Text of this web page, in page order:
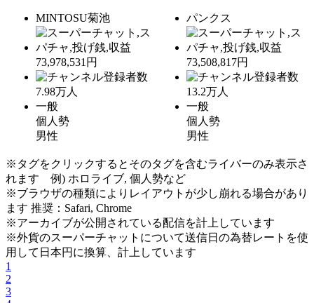
MINTOSU菊池
73,978,531円
7.98万人
一般
個人勢
男性
パンクス
73,508,817円
13.2万人
一般
個人勢
男性
※タグをクリックするとそのタグを含むライバーのみ表示さ
れます 例) ホロライブ, 個人勢など
※ブラウザの種類によりレイアウトが少し崩れる場合があり
ます 推奨：Safari, Chrome
※アーカイブが公開されている配信を計上しています
※外貨のスーパーチャットについて送信日の為替レートを使
用して日本円に換算、計上しています
1
2
3